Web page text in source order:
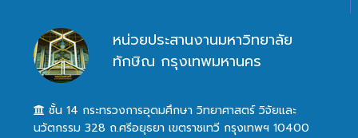
หน่วยประสานงานมหาวิทยาลัย
ทักษิณ กรุงเทพมหานคร
ชั้น 14 กระทรวงการอุดมศึกษา วิทยาศาสตร์ วิจัยและ
นวัตกรรม 328 ถ.ศรีอยุธยา เขตราชเทวี กรุงเทพฯ 10400